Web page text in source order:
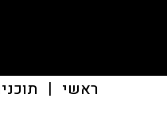
ראשי |